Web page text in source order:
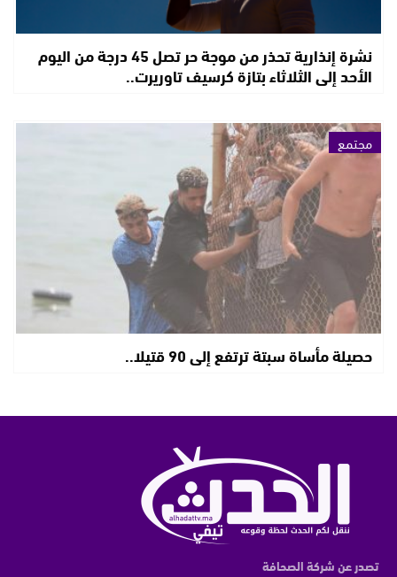
نشرة إنذارية تحذر من موجة حر تصل 45 درجة من اليوم
الأحد إلى الثلاثاء بتازة كرسيف تاوريرت..
مجتمع
حصيلة مأساة سبتة ترتفع إلى 90 قتيلا..
تصدر عن شركة الصحافة